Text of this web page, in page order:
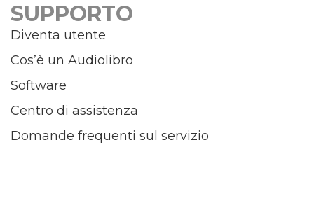
SUPPORTO
Diventa utente
Cos’è un Audiolibro
Software
Centro di assistenza
Domande frequenti sul servizio